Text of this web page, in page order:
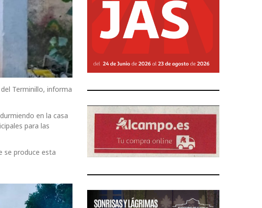
Terminillo, informa
en la casa
para las
se produce esta